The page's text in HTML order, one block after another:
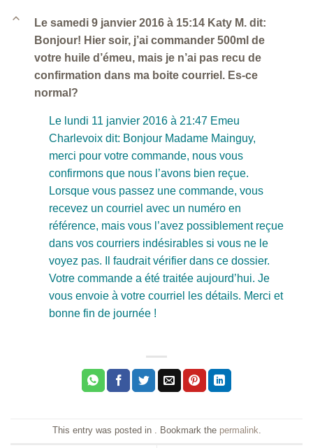
B
Le samedi 9 janvier 2016 à 15:14 Katy M. dit:
Bonjour! Hier soir, j’ai commander 500ml de
votre huile d’émeu, mais je n’ai pas recu de
confirmation dans ma boite courriel. Es-ce
normal?
Le lundi 11 janvier 2016 à 21:47 Emeu
Charlevoix dit: Bonjour Madame Mainguy,
merci pour votre commande, nous vous
confirmons que nous l’avons bien reçue.
Lorsque vous passez une commande, vous
recevez un courriel avec un numéro en
référence, mais vous l’avez possiblement reçue
dans vos courriers indésirables si vous ne le
voyez pas. Il faudrait vérifier dans ce dossier.
Votre commande a été traitée aujourd’hui. Je
vous envoie à votre courriel les détails. Merci et
bonne fin de journée !
This entry was posted in . Bookmark the permalink